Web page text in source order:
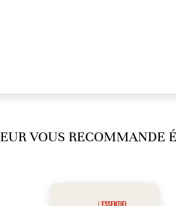
VOUS RECOMMANDE